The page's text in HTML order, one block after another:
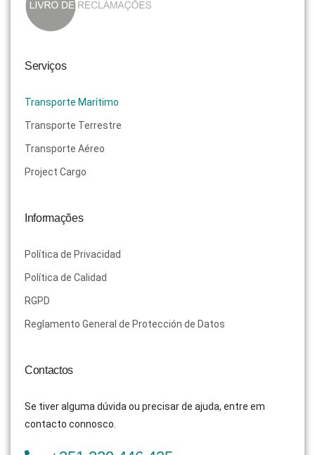
Serviços
Transporte Marítimo
Transporte Terrestre
Transporte Aéreo
Project Cargo
Informações
Política de Privacidad
Política de Calidad
RGPD
Reglamento General de Protección de Datos
Contactos
Se tiver alguma dúvida ou precisar de ajuda, entre em
contacto connosco.